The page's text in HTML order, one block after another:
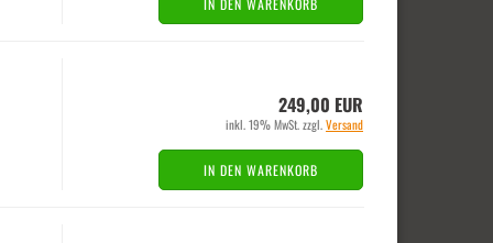
IN DEN WARENKORB
249,00 EUR
inkl. 19% MwSt. zzgl.Versand
IN DEN WARENKORB